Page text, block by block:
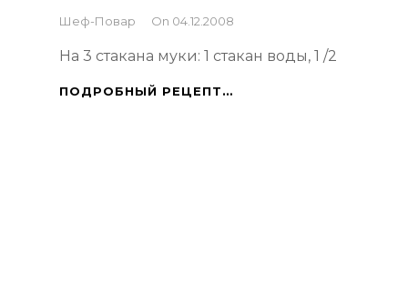
By
Шеф-Повар On 04.12.2008
На 3 стакана муки: 1 стакан воды, 1 /2
ПОДРОБНЫЙ РЕЦЕПТ…